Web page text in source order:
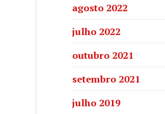
agosto 2022
julho 2022
outubro 2021
setembro 2021
julho 2019